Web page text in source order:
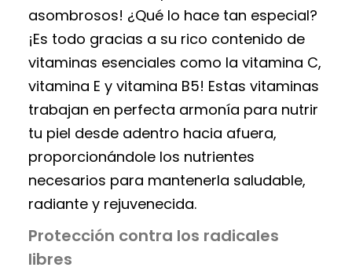
asombrosos! ¿Qué lo hace tan especial?
¡Es todo gracias a su rico contenido de
vitaminas esenciales como la vitamina C,
vitamina E y vitamina B5! Estas vitaminas
trabajan en perfecta armonía para nutrir
tu piel desde adentro hacia afuera,
proporcionándole los nutrientes
necesarios para mantenerla saludable,
radiante y rejuvenecida.
Protección contra los radicales
libres